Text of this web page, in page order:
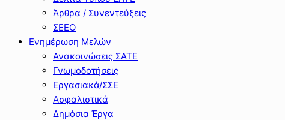
Άρθρα / Συνεντεύξεις
ΣΕΕΟ
Ενημέρωση Μελών
Ανακοινώσεις ΣΑΤΕ
Γνωμοδοτήσεις
Εργασιακά/ΣΣΕ
Ασφαλιστικά
Δημόσια Έργα